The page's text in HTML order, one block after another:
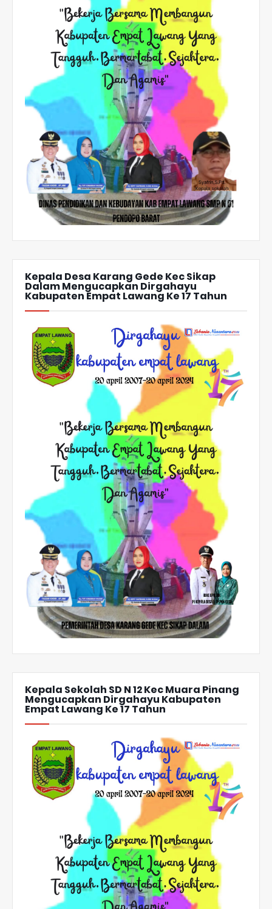
Kepala Desa Karang Gede Kec Sikap
Dalam Mengucapkan Dirgahayu
Kabupaten Empat Lawang Ke 17 Tahun
Kepala Sekolah SD N 12 Kec Muara Pinang
Mengucapkan Dirgahayu Kabupaten
Empat Lawang Ke 17 Tahun